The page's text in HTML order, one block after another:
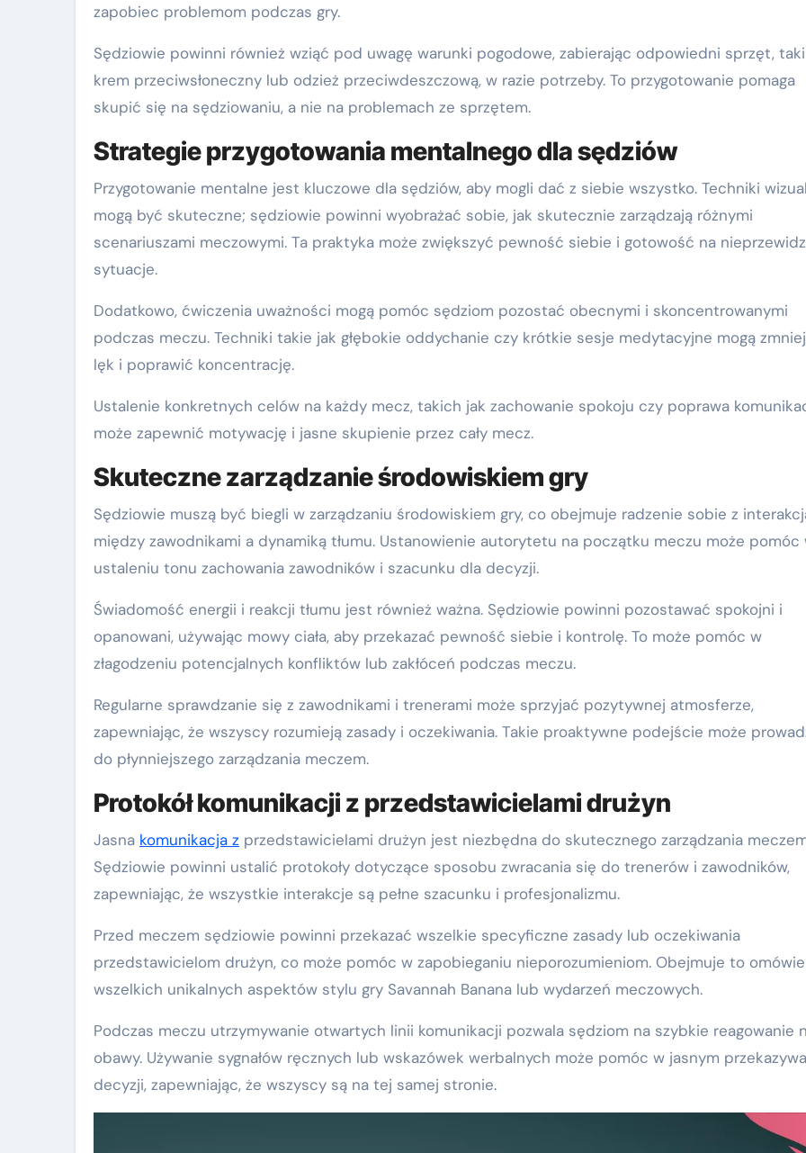
zapobiec problemom podczas gry.
Sędziowie powinni również wziąć pod uwagę warunki pogodowe, zabierając odpowiedni sprzęt,
krem przeciwsłoneczny lub odzież przeciwdeszczową, w razie potrzeby. To przygotowanie pomaga
skupić się na sędziowaniu, a nie na problemach ze sprzętem.
Strategie przygotowania mentalnego dla sędziów
Przygotowanie mentalne jest kluczowe dla sędziów, aby mogli dać z siebie wszystko. Techniki
mogą być skuteczne; sędziowie powinni wyobrażać sobie, jak skutecznie zarządzają różnymi
scenariuszami meczowymi. Ta praktyka może zwiększyć pewność siebie i gotowość na
sytuacje.
Dodatkowo, ćwiczenia uważności mogą pomóc sędziom pozostać obecnymi i skoncentrowanymi
podczas meczu. Techniki takie jak głębokie oddychanie czy krótkie sesje medytacyjne mogą
lęk i poprawić koncentrację.
Ustalenie konkretnych celów na każdy mecz, takich jak zachowanie spokoju czy poprawa
może zapewnić motywację i jasne skupienie przez cały mecz.
Skuteczne zarządzanie środowiskiem gry
Sędziowie muszą być biegli w zarządzaniu środowiskiem gry, co obejmuje radzenie sobie z
między zawodnikami a dynamiką tłumu. Ustanowienie autorytetu na początku meczu może pomóc
ustaleniu tonu zachowania zawodników i szacunku dla decyzji.
Świadomość energii i reakcji tłumu jest również ważna. Sędziowie powinni pozostawać spokojni i
opanowani, używając mowy ciała, aby przekazać pewność siebie i kontrolę. To może pomóc w
złagodzeniu potencjalnych konfliktów lub zakłóceń podczas meczu.
Regularne sprawdzanie się z zawodnikami i trenerami może sprzyjać pozytywnej atmosferze,
zapewniając, że wszyscy rozumieją zasady i oczekiwania. Takie proaktywne podejście może
do płynniejszego zarządzania meczem.
Protokół komunikacji z przedstawicielami drużyn
Jasna komunikacja z przedstawicielami drużyn jest niezbędna do skutecznego zarządzania
Sędziowie powinni ustalić protokoły dotyczące sposobu zwracania się do trenerów i zawodników,
zapewniając, że wszystkie interakcje są pełne szacunku i profesjonalizmu.
Przed meczem sędziowie powinni przekazać wszelkie specyficzne zasady lub oczekiwania
przedstawicielom drużyn, co może pomóc w zapobieganiu nieporozumieniom. Obejmuje to
wszelkich unikalnych aspektów stylu gry Savannah Banana lub wydarzeń meczowych.
Podczas meczu utrzymywanie otwartych linii komunikacji pozwala sędziom na szybkie reagowanie
obawy. Używanie sygnałów ręcznych lub wskazówek werbalnych może pomóc w jasnym
decyzji, zapewniając, że wszyscy są na tej samej stronie.